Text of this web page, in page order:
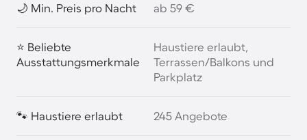
🌙 Min. Preis pro Nacht ab 59 €
⭐ Beliebte
Ausstattungsmerkmale
Haustiere erlaubt,
Terrassen/Balkons und
Parkplatz
🐾 Haustiere erlaubt 245 Angebote